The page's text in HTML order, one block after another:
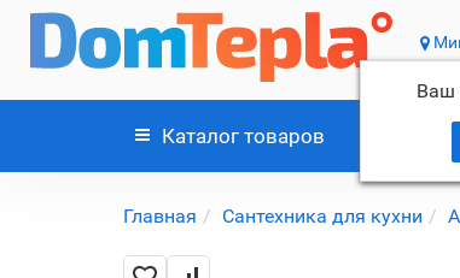
Ваш
Каталог товаров
Главная Сантехника для кухни